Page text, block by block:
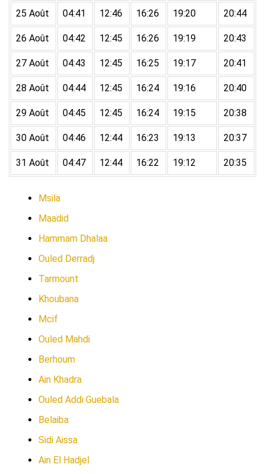
25 Août 04:41 12:46 16:26 19:20 20:44
26 Août 04:42 12:45 16:26 19:19 20:43
27 Août 04:43 12:45 16:25 19:17 20:41
28 Août 04:44 12:45 16:24 19:16 20:40
29 Août 04:45 12:45 16:24 19:15 20:38
30 Août 04:46 12:44 16:23 19:13 20:37
31 Août 04:47 12:44 16:22 19:12 20:35
Msila
Maadid
Hammam Dhalaa
Ouled Derradj
Tarmount
Khoubana
Mcif
Ouled Mahdi
Berhoum
Ain Khadra
Ouled Addi Guebala
Belaiba
Sidi Aissa
Ain El Hadjel